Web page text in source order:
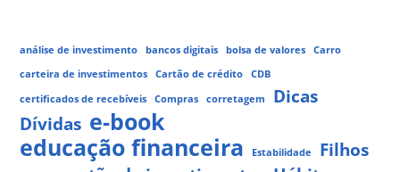
análise de investimento bancos digitais bolsa de valores
Carro
carteira de investimentos
Cartão de crédito
CDB
certificados de recebíveis
Compras corretagem
Dicas
Dívidas e-book
educação financeira
Estabilidade Filhos